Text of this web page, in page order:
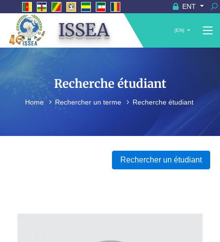
ENT
ISSEA (EN)
Recherche étudiant
Home Rechercher un terme Recherche étudiant
Rechercher un étudiant